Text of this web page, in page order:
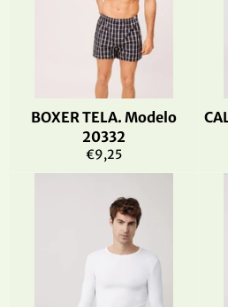
BOXER TELA. Modelo
20332
Precio
habitual
€9,25